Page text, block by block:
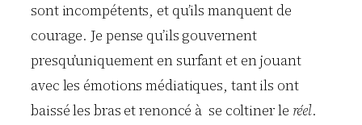
sont incompétents, et qu’ils manquent de
courage. Je pense qu’ils gouvernent
presqu’uniquement en surfant et en jouant
avec les émotions médiatiques, tant ils ont
baissé les bras et renoncé à se coltiner le réel.